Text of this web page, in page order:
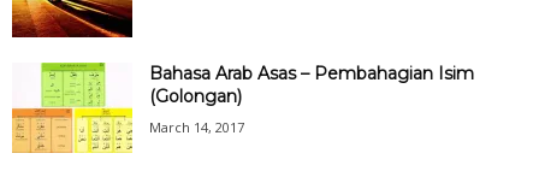
Bahasa Arab Asas – Pembahagian Isim
(Golongan)
March 14, 2017